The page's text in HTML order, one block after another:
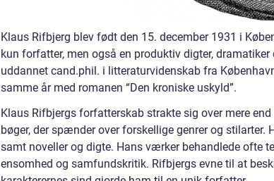
Klaus Rifbjerg blev født den 15. december 1931 i
kun forfatter, men også en produktiv digter,
uddannet cand.phil. i litteraturvidenskab fra
samme år med romanen “Den kroniske uskyld”.
Klaus Rifbjergs forfatterskab strakte sig over mere
bøger, der spænder over forskellige genrer og
samt noveller og digte. Hans værker behandlede ofte
ensomhed og samfundskritik. Rifbjergs evne til at